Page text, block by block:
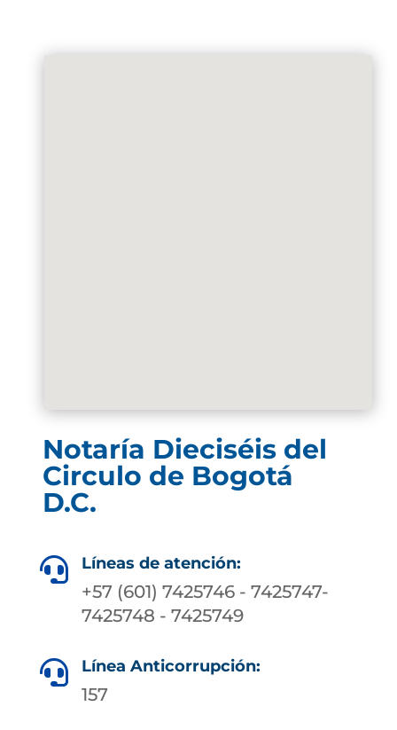
Notaría Dieciséis del
Circulo de Bogotá
D.C.
 Líneas de atención:
+57 (601) 7425746 - 7425747-
7425748 - 7425749
 Línea Anticorrupción:
157